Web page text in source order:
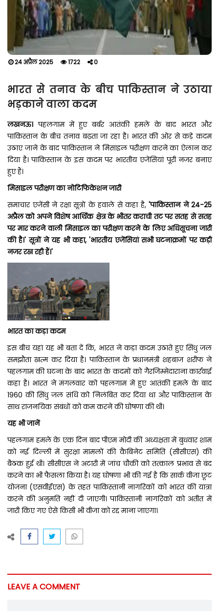
24 अप्रैल 2025 1722 0
भारत से तनाव के बीच पाकिस्तान ने उठाया
भड़काने वाला कदम
लखनऊ। पहलगाम में हुए बर्बर आतंकी हमले के बाद भारत और
पाकिस्तान के बीच तनाव बढ़ता जा रहा है। भारत की ओर से कड़े कदम
उठाए जाने के बाद पाकिस्तान ने मिसाइल परीक्षण करने का ऐलान कर
दिया है। पाकिस्तान के इस कदम पर भारतीय एजेंसियां पूरी नजर बनाए
हुए हैं।
मिसाइल परीक्षण का नोटिफिकेशन जारी
समाचार एजेंसी ने रक्षा सूत्रों के हवाले से कहा है, 'पाकिस्तान ने 24-25
अप्रैल को अपने विशेष आर्थिक क्षेत्र के भीतर कराची तट पर सतह से सतह
पर मार करने वाली मिसाइल का परीक्षण करने के लिए अधिसूचना जारी
की है।' सूत्रों ने यह भी कहा, 'भारतीय एजेंसियां ​​सभी घटनाक्रमों पर कड़ी
नजर रख रही हैं।'
भारत का कड़ा कदम
इस बीच यहां यह भी बता दें कि, भारत ने कड़ा कदम उठाते हुए सिंधु जल
समझौता खत्म कर दिया है। पाकिस्तान के प्रधानमंत्री शहबाज शरीफ ने
पहलगाम की घटना के बाद भारत के कदमों को गैरजिम्मेदाराना कार्रवाई
कहा है। भारत ने मंगलवार को पहलगाम में हुए आतंकी हमले के बाद
1960 की सिंधु जल संधि को निलंबित कर दिया था और पाकिस्तान के
साथ राजनयिक संबंधों को कम करने की घोषणा की थी।
यह भी जानें
पहलगाम हमले के एक दिन बाद पीएम मोदी की अध्यक्षता में बुधवार शाम
को नई दिल्ली में सुरक्षा मामलों की कैबिनेट समिति (सीसीएस) की
बैठक हुई थी। सीसीएस ने अटारी में जांच चौकी को तत्काल प्रभाव से बंद
करने का भी फैसला किया है। यह घोषणा भी की गई है कि सार्क वीजा छूट
योजना (एसवीईएस) के तहत पाकिस्तानी नागरिकों को भारत की यात्रा
करने की अनुमति नहीं दी जाएगी। पाकिस्तानी नागरिकों को अतीत में
जारी किए गए ऐसे किसी भी वीजा को रद्द माना जाएगा।
LEAVE A COMMENT